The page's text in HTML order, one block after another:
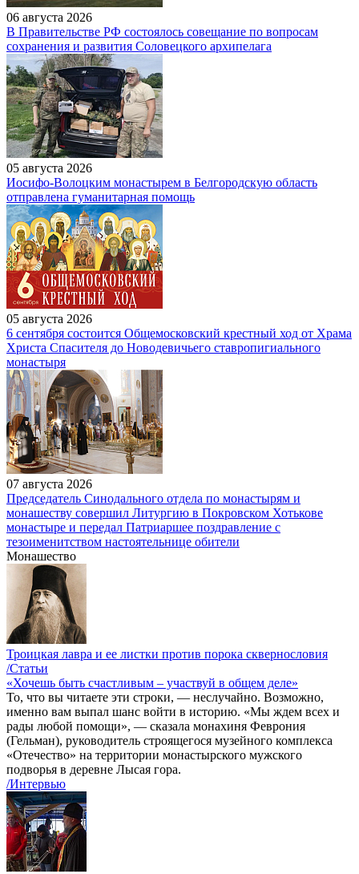
06 августа 2026
В Правительстве РФ состоялось совещание по вопросам
сохранения и развития Соловецкого архипелага
05 августа 2026
Иосифо-Волоцким монастырем в Белгородскую область
отправлена гуманитарная помощь
05 августа 2026
6 сентября состоится Общемосковский крестный ход от Храма
Христа Спасителя до Новодевичьего ставропигиального
монастыря
07 августа 2026
Председатель Синодального отдела по монастырям и
монашеству совершил Литургию в Покровском Хотькове
монастыре и передал Патриаршее поздравление с
тезоименитством настоятельнице обители
Монашество
Троицкая лавра и ее листки против порока сквернословия
/Статьи
«Хочешь быть счастливым – участвуй в общем деле»
То, что вы читаете эти строки, — неслучайно. Возможно,
именно вам выпал шанс войти в историю. «Мы ждем всех и
рады любой помощи», — сказала монахиня Феврония
(Гельман), руководитель строящегося музейного комплекса
«Отечество» на территории монастырского мужского
подворья в деревне Лысая гора.
/Интервью